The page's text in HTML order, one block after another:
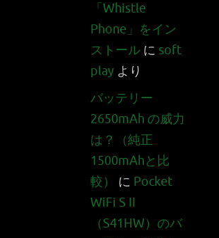
「Whistle
Phone」をイン
ストール に soft
play より
バッテリー
2650mAh の威力
は？（純正
1500mAhと比
較）
に Pocket
WiFi S II
（S41HW）のバ